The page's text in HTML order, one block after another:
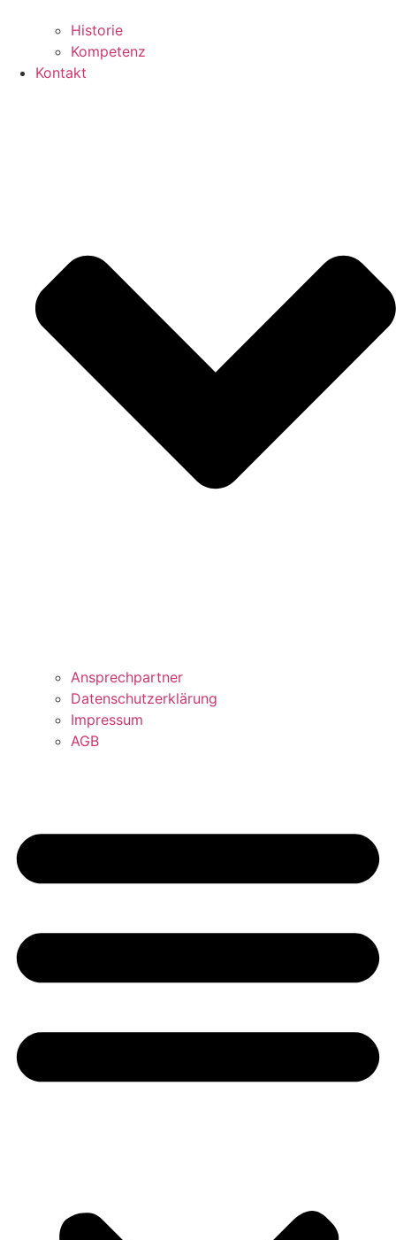
Historie
Kompetenz
Kontakt
Ansprechpartner
Datenschutzerklärung
Impressum
AGB